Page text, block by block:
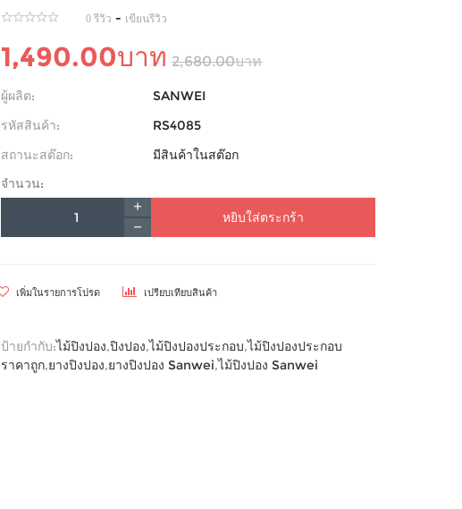
0 รีวิว - เขียนรีวิว
1,490.00บาท 2,680.00บาท
ผู้ผลิต:
SANWEI
รหัสสินค้า:
RS4085
สถานะสต๊อก:
มีสินค้าในสต๊อก
จำนวน:
หยิบใส่ตระกร้า
เพิ่มในรายการโปรด เปรียบเทียบสินค้า
ป้ายกำกับ:ไม้ปิงปอง,ปิงปอง,ไม้ปิงปองประกอบ,ไม้ปิงปองประกอบ
ราคาถูก,ยางปิงปอง,ยางปิงปอง Sanwei,ไม้ปิงปอง Sanwei